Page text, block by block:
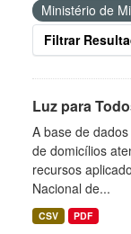
Ministério de
Filtrar
Luz para
A base de
de domicílios
recursos
Nacional de...
CSV PDF